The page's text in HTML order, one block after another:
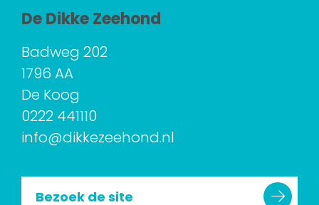
De Dikke Zeehond
Badweg 202
1796 AA
De Koog
0222 441110
info@dikkezeehond.nl
Bezoek de site